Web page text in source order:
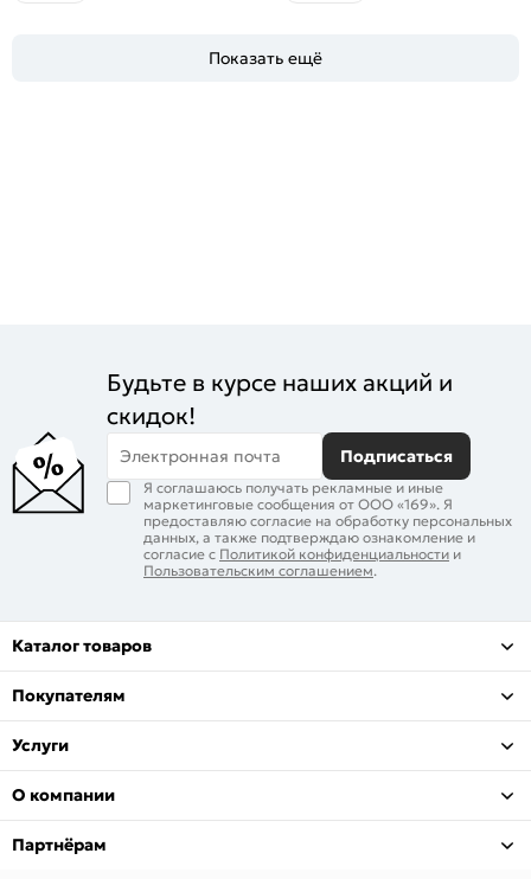
Показать ещё
Будьте в курсе наших акций и
скидок!
Электронная почта Подписаться
Я соглашаюсь получать рекламные и иные
маркетинговые сообщения от ООО «169». Я
предоставляю согласие на обработку персональных
данных, а также подтверждаю ознакомление и
согласие с Политикой конфиденциальности и
Пользовательским соглашением.
Каталог товаров
Покупателям
Услуги
О компании
Партнёрам